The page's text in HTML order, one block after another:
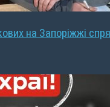
на Запоріжжі